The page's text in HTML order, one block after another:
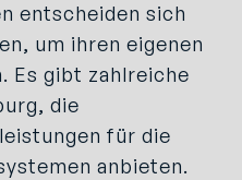
entscheiden sich
um ihren eigenen
Es gibt zahlreiche
die
für die
anbieten.